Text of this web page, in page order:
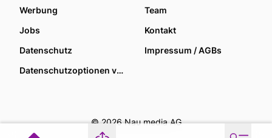
Werbung
Team
Jobs
Kontakt
Datenschutz
Impressum / AGBs
Datenschutzoptionen verwalten
© 2026 Nau media AG